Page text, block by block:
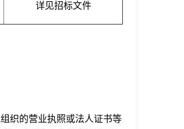
详见招标文件
织的营业执照或法人证书等